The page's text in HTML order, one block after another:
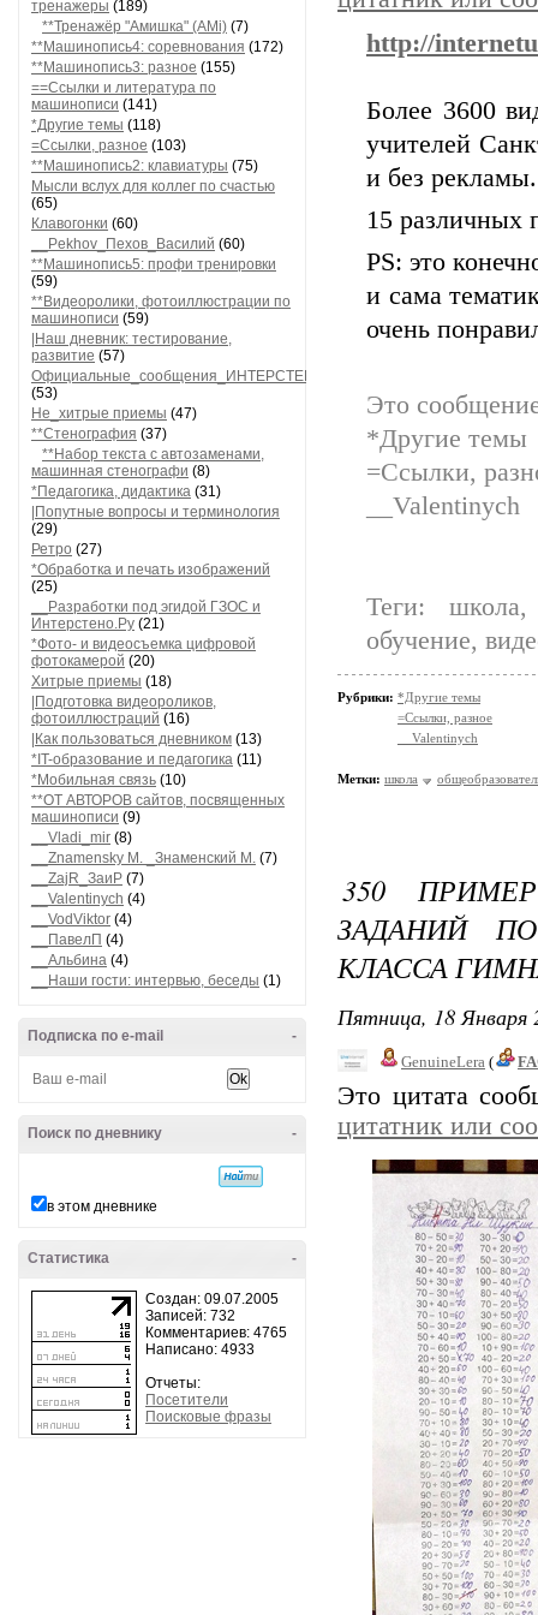
тренажеры (189)
**Тренажёр "Амишка" (AMi) (7)
**Машинопись4: соревнования (172)
**Машинопись3: разное (155)
==Ссылки и литература по
машинописи (141)
*Другие темы (118)
=Ссылки, разное (103)
**Машинопись2: клавиатуры (75)
Мысли вслух для коллег по счастью
(65)
Клавогонки (60)
__Pekhov_Пехов_Василий (60)
**Машинопись5: профи тренировки
(59)
**Видеоролики, фотоиллюстрации по
машинописи (59)
|Наш дневник: тестирование,
развитие (57)
Официальные_сообщения_ИНТЕРСТЕНО
(53)
Не_хитрые приемы (47)
**Стенография (37)
**Набор текста с автозаменами,
машинная стенографи (8)
*Педагогика, дидактика (31)
|Попутные вопросы и терминология
(29)
Ретро (27)
*Обработка и печать изображений
(25)
__Разработки под эгидой ГЗОС и
Интерстено.Ру (21)
*Фото- и видеосъемка цифровой
фотокамерой (20)
Хитрые приемы (18)
|Подготовка видеороликов,
фотоиллюстраций (16)
|Как пользоваться дневником (13)
*IT-образование и педагогика (11)
*Мобильная связь (10)
**ОТ АВТОРОВ сайтов, посвященных
машинописи (9)
__Vladi_mir (8)
__Znamensky M. _Знаменский М. (7)
__ZajR_ЗаиР (7)
__Valentinych (4)
__VodViktor (4)
__ПавелП (4)
__Альбина (4)
__Наши гости: интервью, беседы (1)
-
Подписка по e-mail
-
Поиск по дневнику
в этом дневнике
-
Статистика
Создан: 09.07.2005
Записей: 732
Комментариев: 4765
Написано: 4933
Отчеты:
Посетители
Поисковые фразы
http://
Более 3600
учителей
и без рекламы.
15 различных
PS: это
и сама
очень
Это
*Другие темы
=Ссылки,
__Valentinych
Теги: школа,
обучение,
Рубрики: *Другие темы
=Ссылки, разное
__Valentinych
Метки: школа
350
ЗАДАНИЙ
КЛАССА
Пятница, 18 Января
GenuineLera (
Это цитата
цитатник или